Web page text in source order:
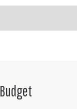
Budget